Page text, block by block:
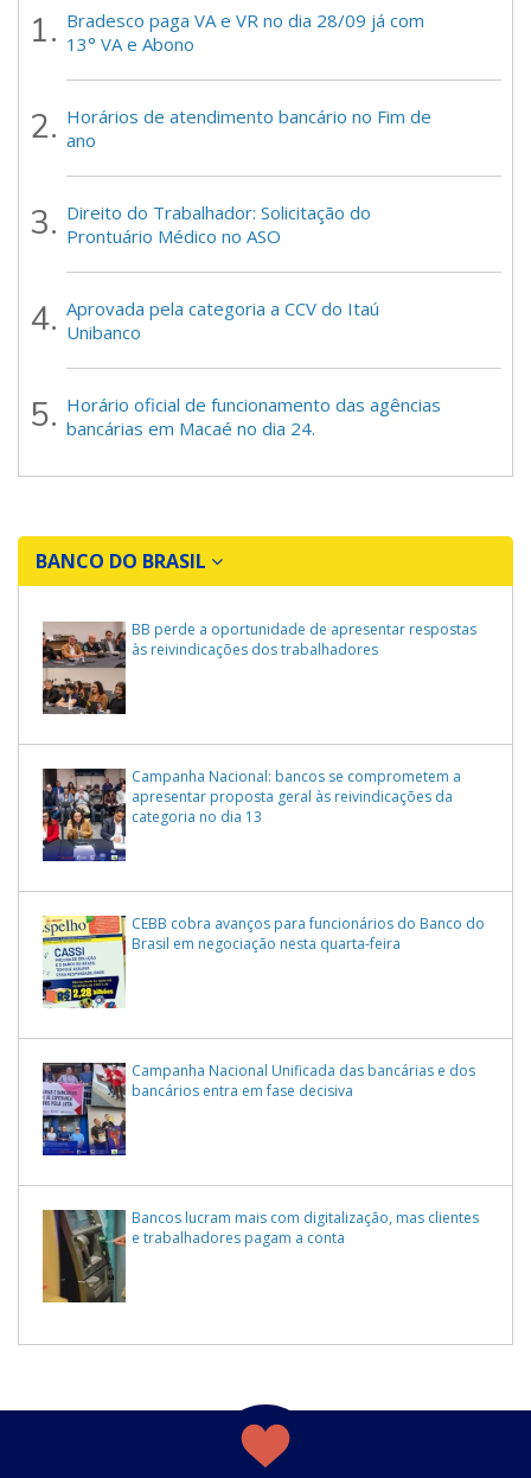
Bradesco paga VA e VR no dia 28/09 já com
13° VA e Abono
Horários de atendimento bancário no Fim de
ano
Direito do Trabalhador: Solicitação do
Prontuário Médico no ASO
Aprovada pela categoria a CCV do Itaú
Unibanco
Horário oficial de funcionamento das agências
bancárias em Macaé no dia 24.
BANCO DO BRASIL
BB perde a oportunidade de apresentar respostas
às reivindicações dos trabalhadores
Campanha Nacional: bancos se comprometem a
apresentar proposta geral às reivindicações da
categoria no dia 13
CEBB cobra avanços para funcionários do Banco do
Brasil em negociação nesta quarta-feira
Campanha Nacional Unificada das bancárias e dos
bancários entra em fase decisiva
Bancos lucram mais com digitalização, mas clientes
e trabalhadores pagam a conta